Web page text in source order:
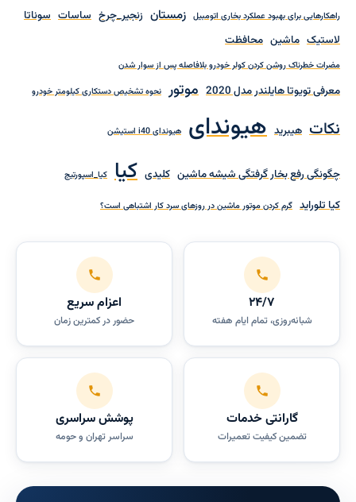
راهکارهایی برای بهبود عملکرد بخاری اتومبیل زمستان زنجیر_چرخ ساسات سوناتا
لاستیک ماشین محافظت
مضرات خطرناک روشن کردن کولر خودرو بلافاصله پس از سوار شدن
معرفی تویوتا هایلندر مدل 2020 موتور نحوه تشخیص دستکاری کیلومتر خودرو
نکات هیبرید هیوندای هیوندای i40 استیشن
چگونگی رفع بخار گرفتگی شیشه ماشین کلیدی کیا کیا_اسپورتیج
کیا تلوراید گرم کردن موتور ماشین در روزهای سرد کار اشتباهی است؟
۲۴/۷
شبانه‌روزی، تمام ایام هفته
اعزام سریع
حضور در کمترین زمان
گارانتی خدمات
تضمین کیفیت تعمیرات
پوشش سراسری
سراسر تهران و حومه